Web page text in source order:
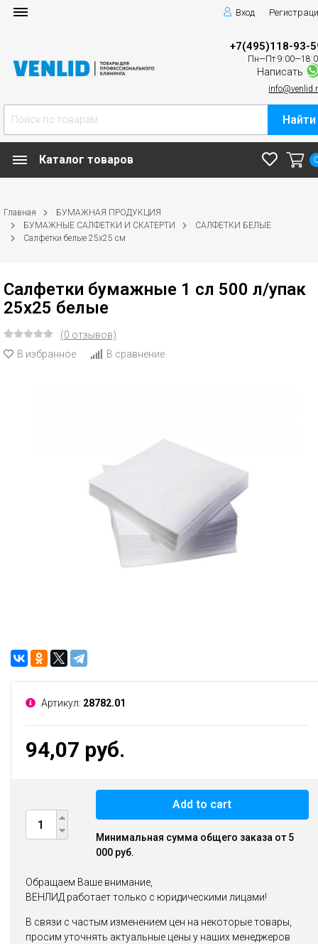
Вход
+7(495)118-93-
Пн—Пт
Написать
Найти
Каталог товаров
Главная
БУМАЖНАЯ ПРОДУКЦИЯ
БУМАЖНЫЕ САЛФЕТКИ И СКАТЕРТИ
САЛФЕТКИ БЕЛЫЕ
Салфетки белые 25х25 см
Салфетки бумажные 1 сл 500 л/упак
25х25 белые
(0 отзывов)
В избранное
В сравнение
Артикул: 28782.01
94,07 руб.
Add to cart
Минимальная сумма общего заказа от 5
000 руб.
Обращаем Ваше внимание,
ВЕНЛИД работает только с юридическими лицами!
В связи с частым изменением цен на некоторые товары,
просим уточнять актуальные цены у наших менеджеров